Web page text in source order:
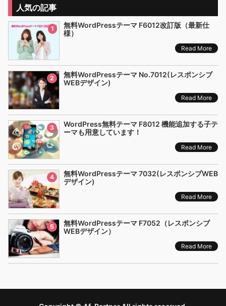
人気の記事
1
無料WordPressテーマ F6012改訂版（最新仕
様）
Read More
2
無料WordPressテーマ No.7012(レスポンシブ
WEBデザイン)
Read More
3
WordPress無料テーマ F8012 機能追加する子テ
ーマも用意しています！
Read More
4
無料WordPressテーマ 7032(レスポンシブWEB
デザイン)
Read More
5
無料WordPressテーマ F7052（レスポンシブ
WEBデザイン）
Read More